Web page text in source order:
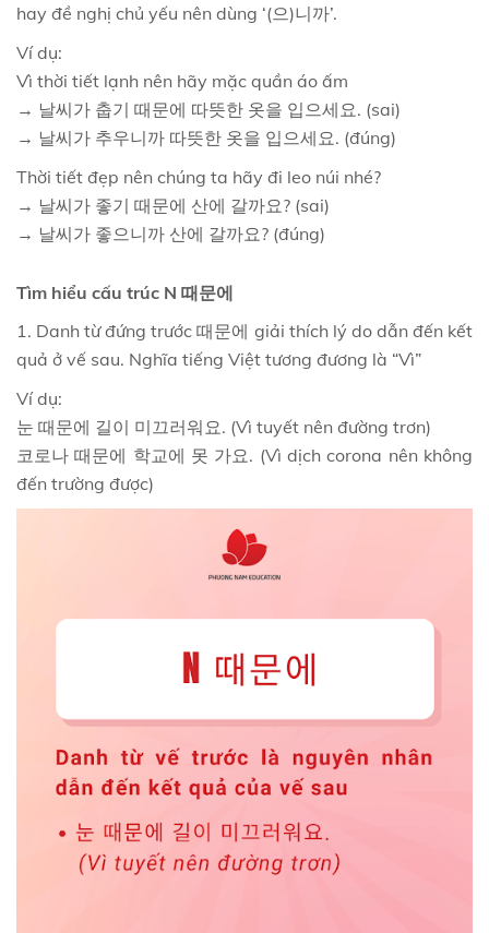
hay đề nghị chủ yếu nên dùng ‘(으)니까’.
Ví dụ:
Vì thời tiết lạnh nên hãy mặc quần áo ấm
→ 날씨가 춥기 때문에 따뜻한 옷을 입으세요. (sai)
→ 날씨가 추우니까 따뜻한 옷을 입으세요. (đúng)
Thời tiết đẹp nên chúng ta hãy đi leo núi nhé?
→ 날씨가 좋기 때문에 산에 갈까요? (sai)
→ 날씨가 좋으니까 산에 갈까요? (đúng)
Tìm hiểu cấu trúc N 때문에
1. Danh từ đứng trước 때문에 giải thích lý do dẫn đến kết
quả ở vế sau. Nghĩa tiếng Việt tương đương là “Vì”
Ví dụ:
눈 때문에 길이 미끄러워요. (Vì tuyết nên đường trơn)
코로나 때문에 학교에 못 가요. (Vì dịch corona nên không
đến trường được)